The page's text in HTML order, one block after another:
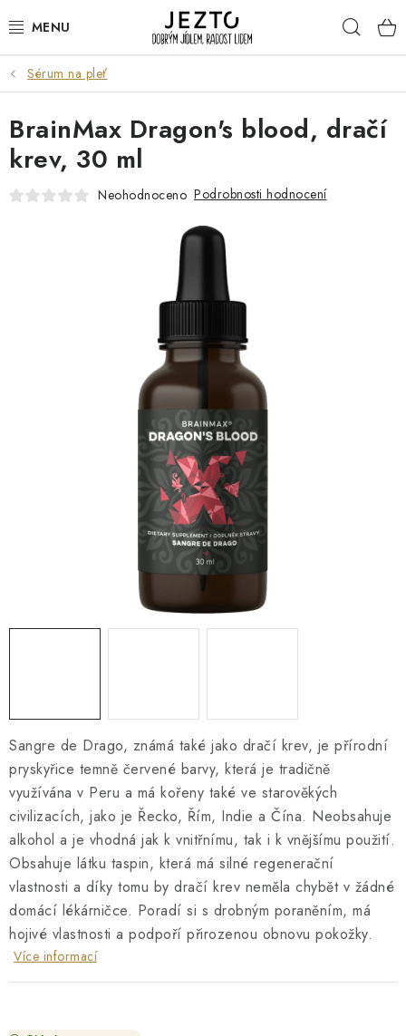
na
DÁRKOVÉ SADY
TRVANLIVÉ
DROGERIE A KOSMETIKA
NÁŠ PŘÍBĚH FIREMNÍ DÁRKY
Sérum na pleť
Sangre de Drago, známá také jako dračí krev, je přírodní
pryskyřice temně červené barvy, která je tradičně
využívána v Peru a má kořeny také ve starověkých
civilizacích, jako je Řecko, Řím, Indie a Čína. Neobsahuje
alkohol a je vhodná jak k vnitřnímu, tak i k vnějšímu použití.
Obsahuje látku taspin, která má silné regenerační
vlastnosti a díky tomu by dračí krev neměla chybět v žádné
domácí lékárničce. Poradí si s drobným poraněním, má
hojivé vlastnosti a podpoří přirozenou obnovu pokožky.
Více informací
BrainMax Dragon's blood, dračí
krev, 30 ml
Neohodnoceno Podrobnosti hodnocení